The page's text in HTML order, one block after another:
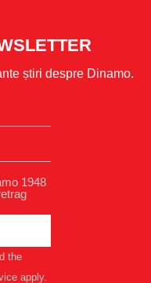
știri despre Dinamo.
1948
the
apply.